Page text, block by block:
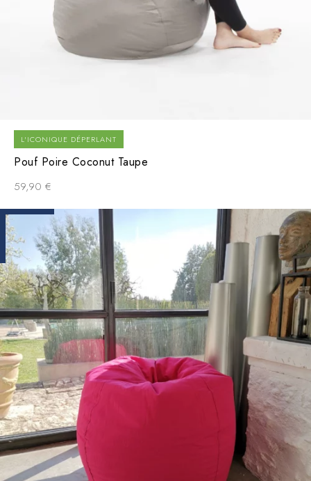
L'ICONIQUE DÉPERLANT
Pouf Poire Coconut Taupe
59,90 €